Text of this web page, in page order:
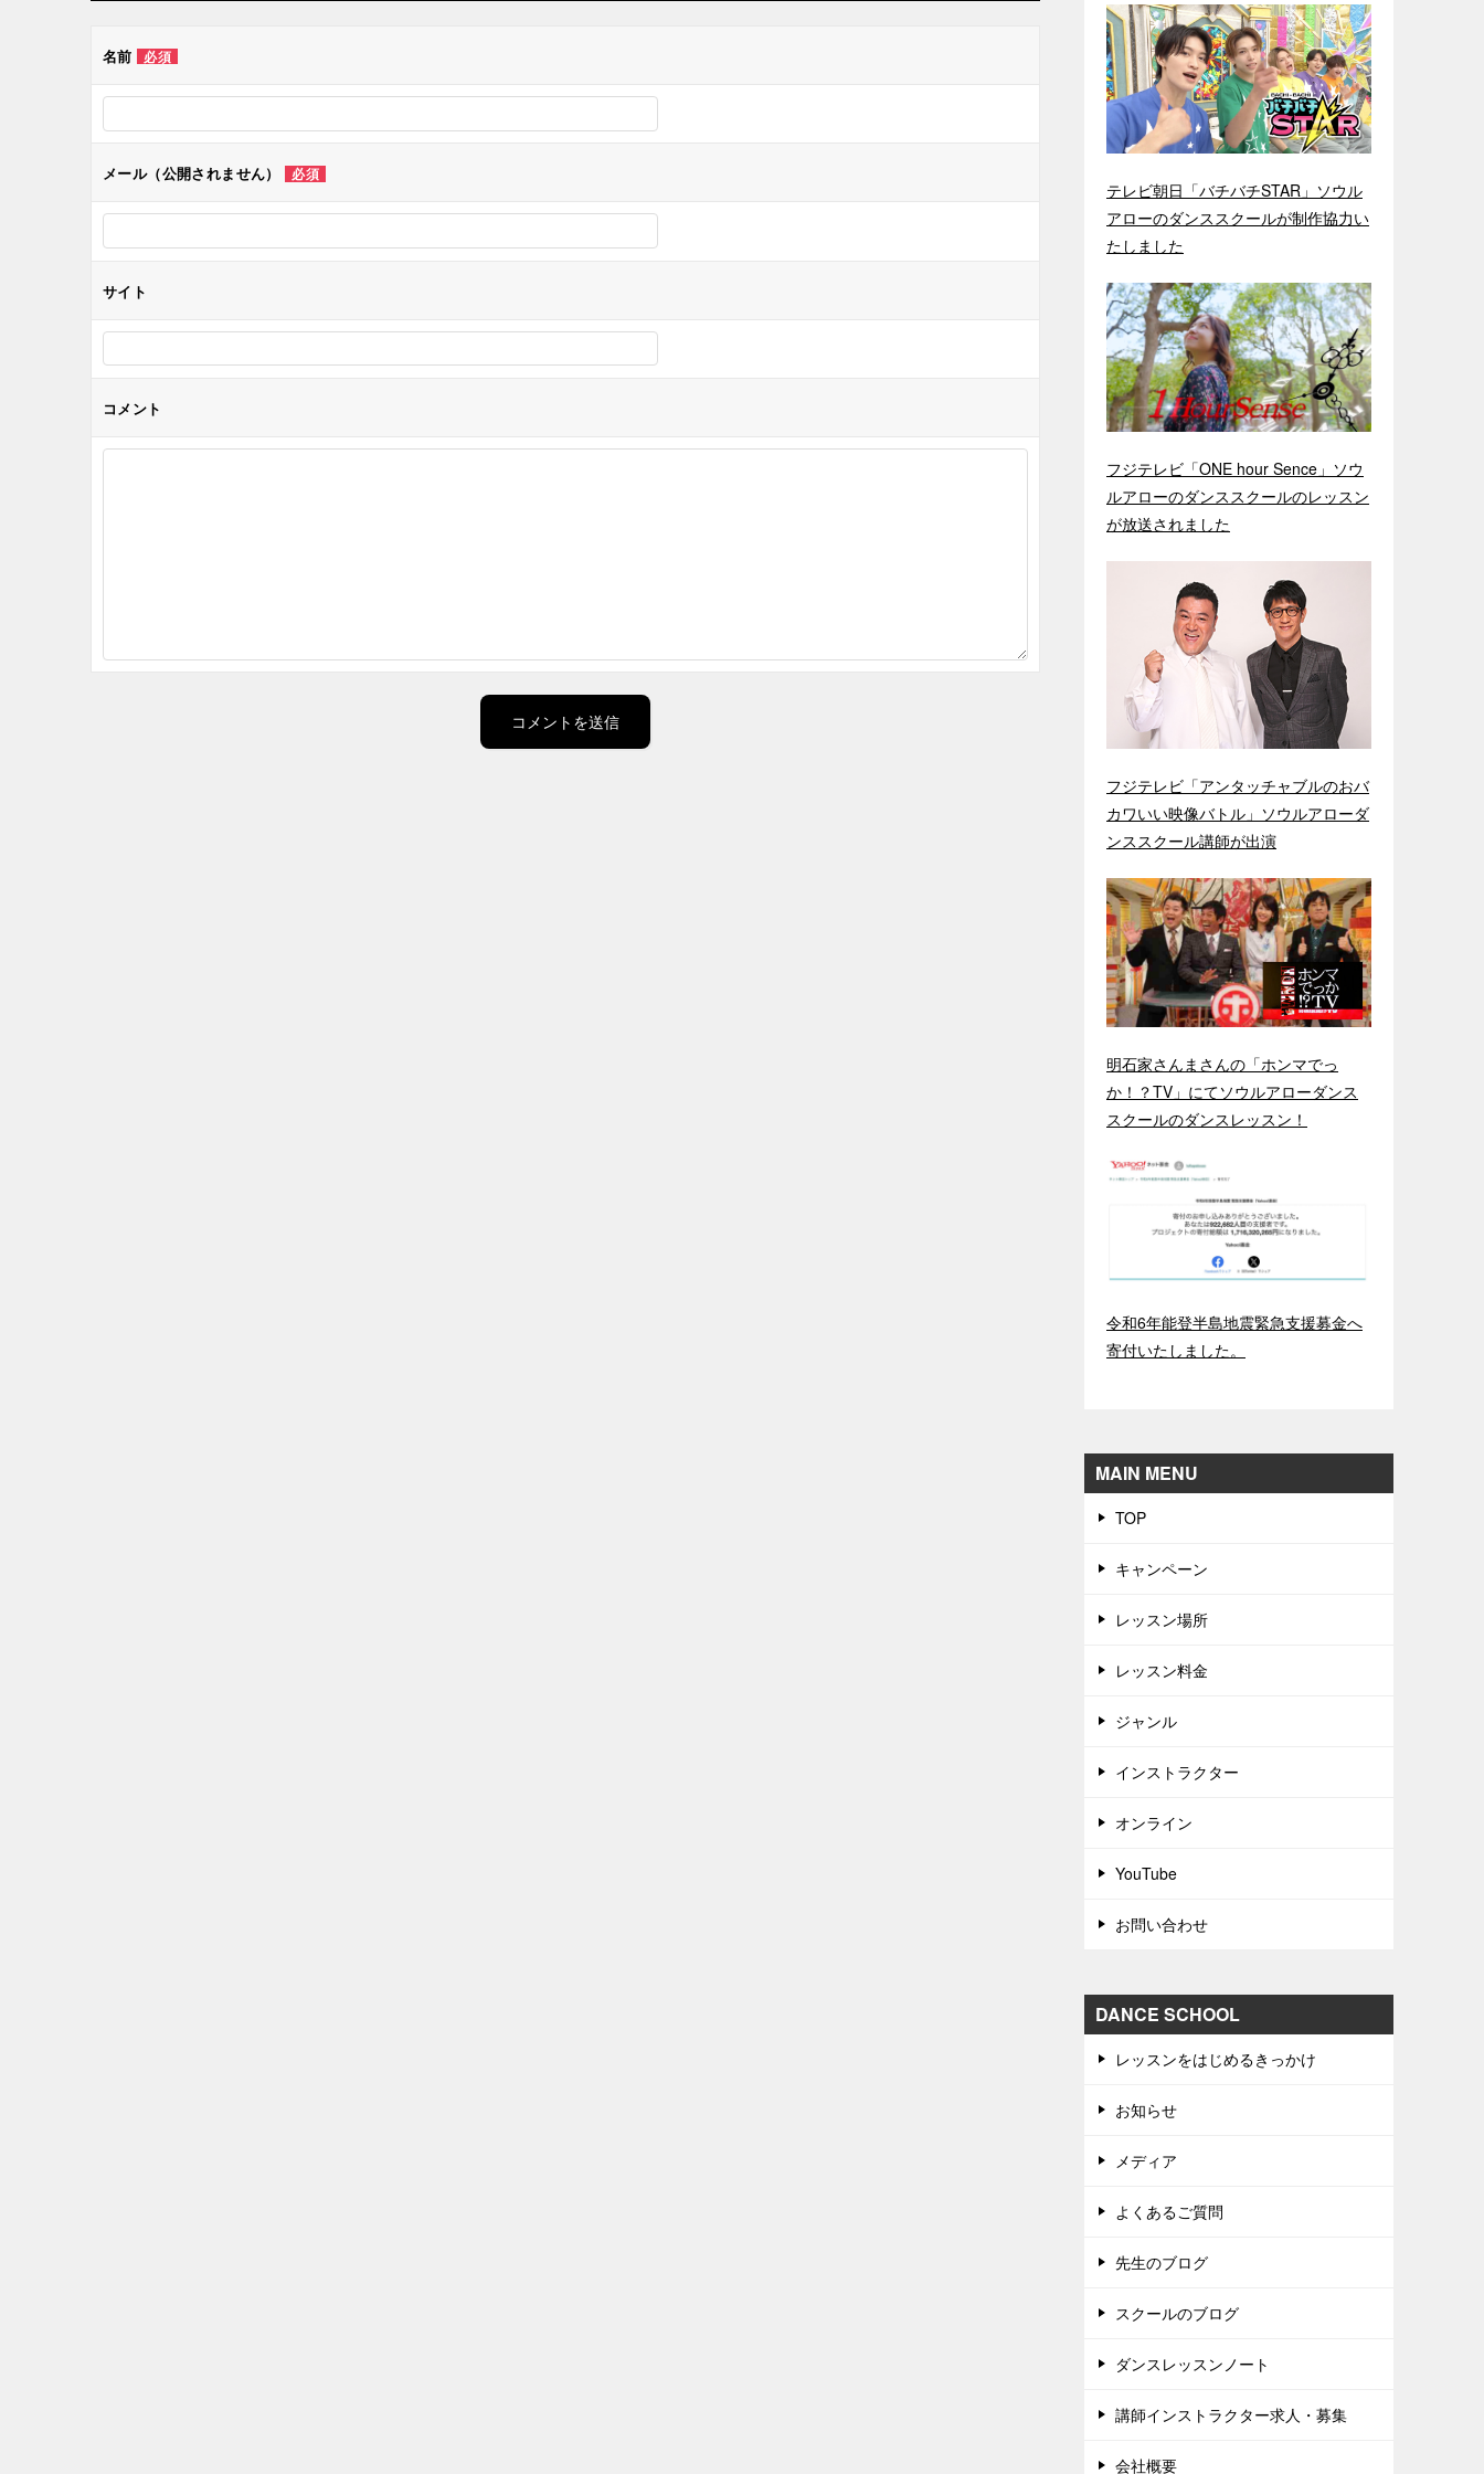
ビ
ゲ
ー
ン
名前 必須
メール（公開されません） 必須
サイト
コメント
テレビ朝日「バチバチSTAR」ソウル
アローのダンススクールが制作協力い
たしました
フジテレビ「ONE hour Sence」ソウ
ルアローのダンススクールのレッスン
が放送されました
フジテレビ「アンタッチャブルのおバ
カワいい映像バトル」ソウルアローダ
ンススクール講師が出演
明石家さんまさんの「ホンマでっ
か！？TV」にてソウルアローダンス
スクールのダンスレッスン！
令和6年能登半島地震緊急支援募金へ
寄付いたしました。
MAIN MENU
TOP
キャンペーン
レッスン場所
レッスン料金
ジャンル
インストラクター
オンライン
YouTube
お問い合わせ
DANCE SCHOOL
レッスンをはじめるきっかけ
お知らせ
メディア
よくあるご質問
先生のブログ
スクールのブログ
ダンスレッスンノート
講師インストラクター求人・募集
会社概要